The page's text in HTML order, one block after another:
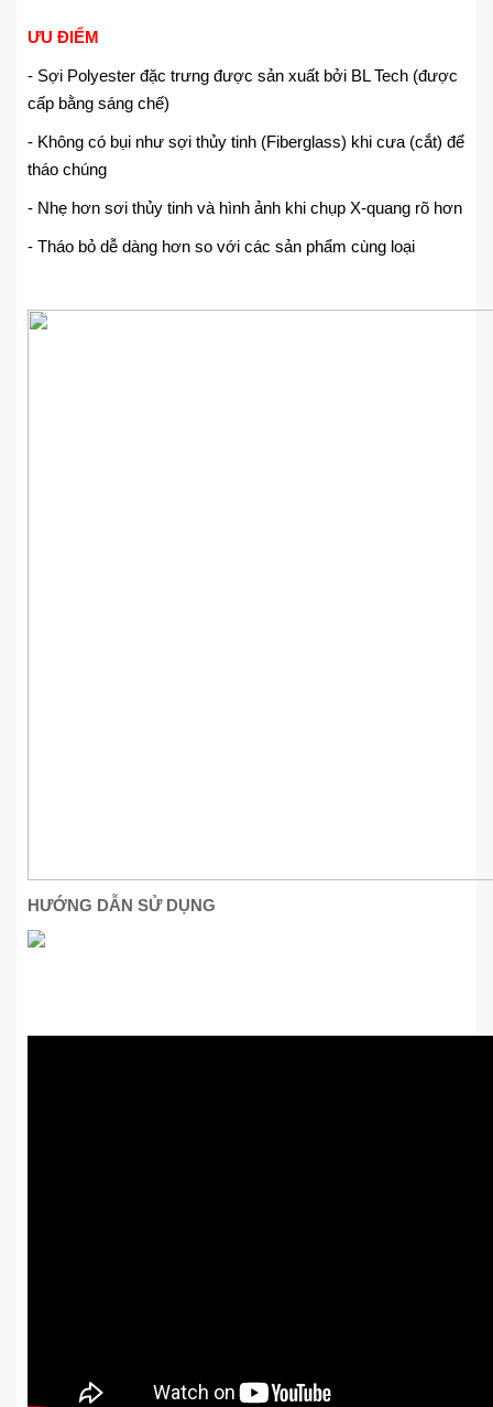
ƯU ĐIỂM
- Sợi Polyester đặc trưng được sản xuất bởi BL Tech (được
cấp bằng sáng chế)
- Không có bụi như sợi thủy tinh (Fiberglass) khi cưa (cắt) để
tháo chúng
- Nhẹ hơn sơi thủy tinh và hình ảnh khi chụp X-quang rõ hơn
- Tháo bỏ dễ dàng hơn so với các sản phẩm cùng loại
HƯỚNG DẪN SỬ DỤNG